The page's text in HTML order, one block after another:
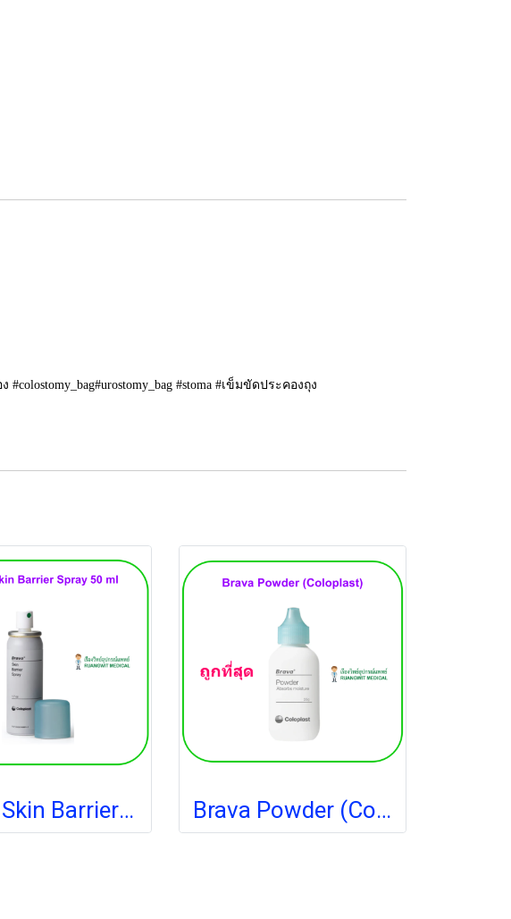
#stoma #เข็มขัดประคองถุง
Brava Skin Barrier Spray 50 ml [Coloplast] สเปรย์เคลือบปกป้องผิว Brava Powder (Coloplast) ผงรักษาแผลรอบรูเปิดทวารเทียม (exp 11-2027)